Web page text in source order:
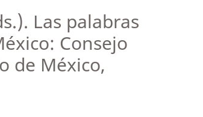
Las palabras
Consejo
de México,